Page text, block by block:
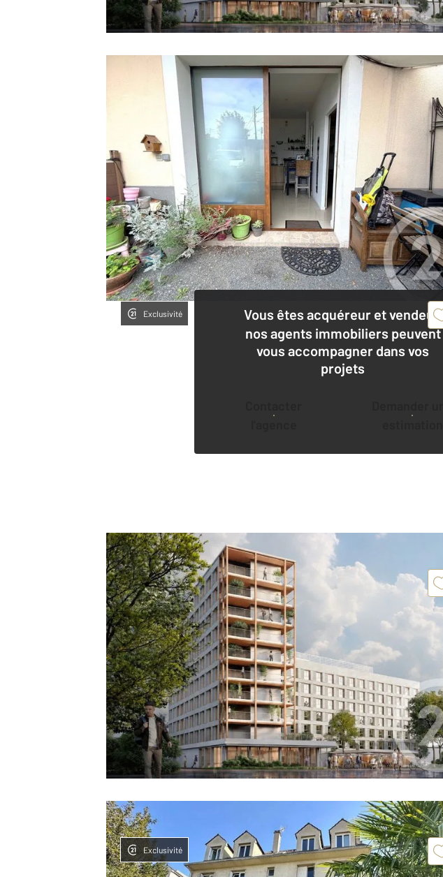
Vous êtes acquéreur et vendeur,
nos agents immobiliers peuvent
vous accompagner dans vos
projets
Exclusivité
Exclusivité